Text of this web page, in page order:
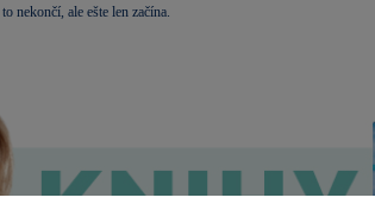
nekončí, ale ešte len začína.